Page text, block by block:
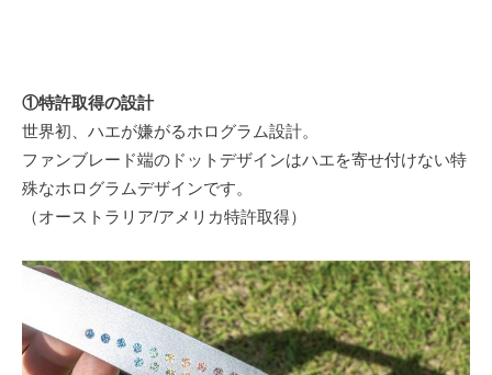
①特許取得の設計
世界初、ハエが嫌がるホログラム設計。
ファンブレード端のドットデザインはハエを寄せ付けない特
殊なホログラムデザインです。
（オーストラリア/アメリカ特許取得）